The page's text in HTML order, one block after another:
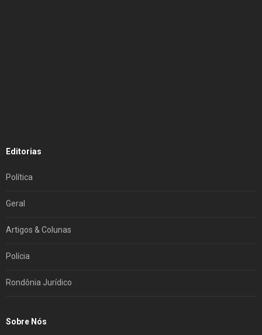
Editorias
Política
Geral
Artigos & Colunas
Polícia
Rondônia Jurídico
Sobre Nós